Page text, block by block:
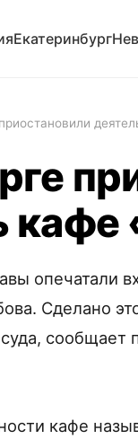
Екатеринбург
кафе
опечатали
Сделано
кафе